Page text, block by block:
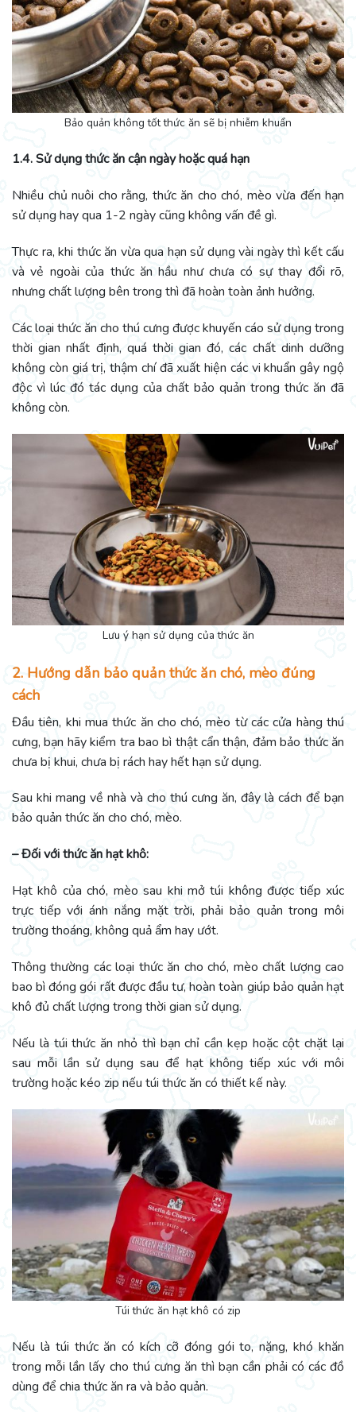
Bảo quản không tốt thức ăn sẽ bị nhiễm khuẩn
1.4. Sử dụng thức ăn cận ngày hoặc quá hạn
Nhiều chủ nuôi cho rằng, thức ăn cho chó, mèo vừa đến hạn
sử dụng hay qua 1-2 ngày cũng không vấn đề gì.
Thực ra, khi thức ăn vừa qua hạn sử dụng vài ngày thì kết cấu
và vẻ ngoài của thức ăn hầu như chưa có sự thay đổi rõ,
nhưng chất lượng bên trong thì đã hoàn toàn ảnh hưởng.
Các loại thức ăn cho thú cưng được khuyến cáo sử dụng trong
thời gian nhất định, quá thời gian đó, các chất dinh dưỡng
không còn giá trị, thậm chí đã xuất hiện các vi khuẩn gây ngộ
độc vì lúc đó tác dụng của chất bảo quản trong thức ăn đã
không còn.
Lưu ý hạn sử dụng của thức ăn
2. Hướng dẫn bảo quản thức ăn chó, mèo đúng
cách
Đầu tiên, khi mua thức ăn cho chó, mèo từ các cửa hàng thú
cưng, bạn hãy kiểm tra bao bì thật cẩn thận, đảm bảo thức ăn
chưa bị khui, chưa bị rách hay hết hạn sử dụng.
Sau khi mang về nhà và cho thú cưng ăn, đây là cách để bạn
bảo quản thức ăn cho chó, mèo.
– Đối với thức ăn hạt khô:
Hạt khô của chó, mèo sau khi mở túi không được tiếp xúc
trực tiếp với ánh nắng mặt trời, phải bảo quản trong môi
trường thoáng, không quả ẩm hay ướt.
Thông thường các loại thức ăn cho chó, mèo chất lượng cao
bao bì đóng gói rất được đầu tư, hoàn toàn giúp bảo quản hạt
khô đủ chất lượng trong thời gian sử dụng.
Nếu là túi thức ăn nhỏ thì bạn chỉ cần kẹp hoặc cột chặt lại
sau mỗi lần sử dụng sau để hạt không tiếp xúc với môi
trường hoặc kéo zip nếu túi thức ăn có thiết kế này.
Túi thức ăn hạt khô có zip
Nếu là túi thức ăn có kích cỡ đóng gói to, nặng, khó khăn
trong mỗi lần lấy cho thú cưng ăn thì bạn cần phải có các đồ
dùng để chia thức ăn ra và bảo quản.